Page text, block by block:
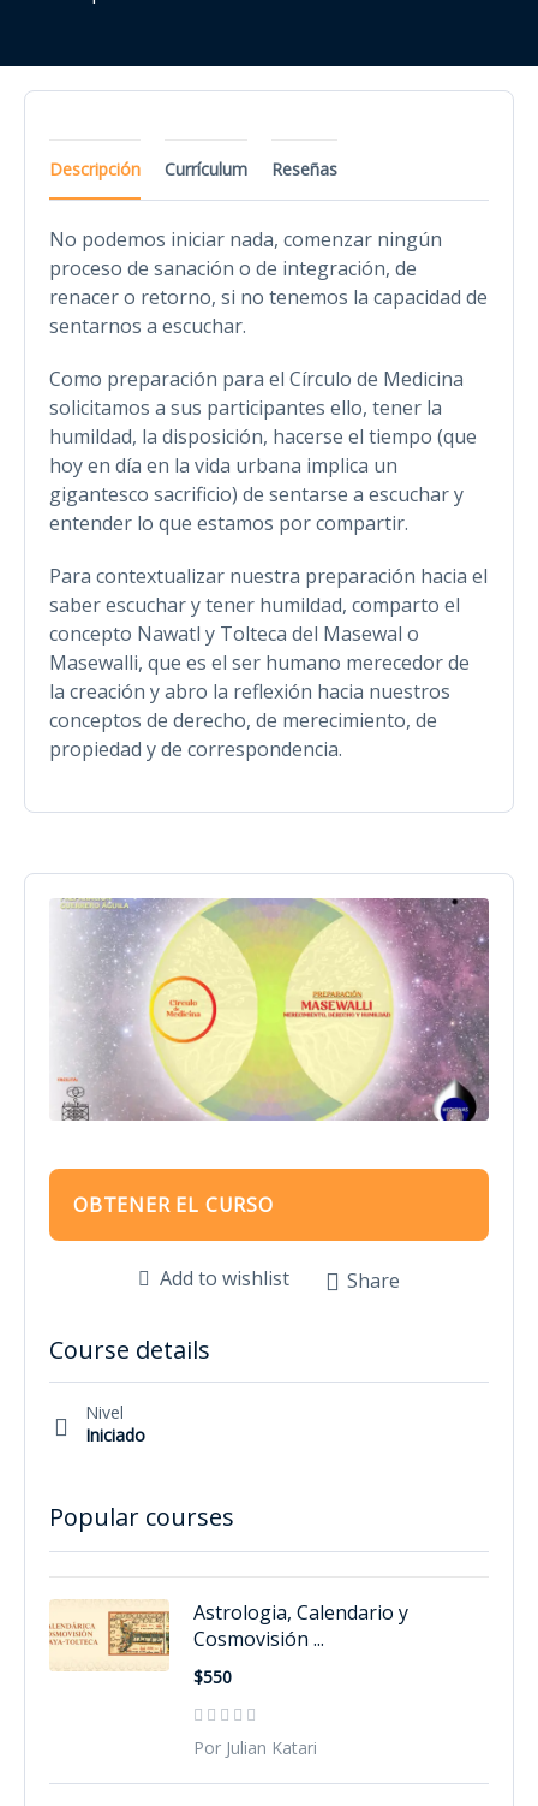
Descripción Currículum Reseñas
No podemos iniciar nada, comenzar ningún
proceso de sanación o de integración, de
renacer o retorno, si no tenemos la capacidad de
sentarnos a escuchar.
Como preparación para el Círculo de Medicina
solicitamos a sus participantes ello, tener la
humildad, la disposición, hacerse el tiempo (que
hoy en día en la vida urbana implica un
gigantesco sacrificio) de sentarse a escuchar y
entender lo que estamos por compartir.
Para contextualizar nuestra preparación hacia el
saber escuchar y tener humildad, comparto el
concepto Nawatl y Tolteca del Masewal o
Masewalli, que es el ser humano merecedor de
la creación y abro la reflexión hacia nuestros
conceptos de derecho, de merecimiento, de
propiedad y de correspondencia.
OBTENER EL CURSO
Add to wishlist Share
Course details
Nivel
Iniciado
Popular courses
Astrologia, Calendario y
Cosmovisión ...
$550
Por Julian Katari